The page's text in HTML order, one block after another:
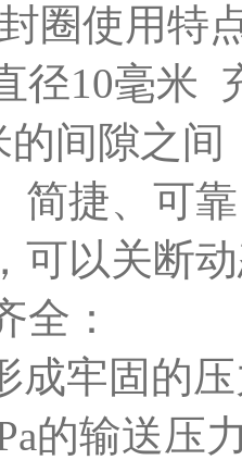
圈使用特
径10毫米
的间隙之间
简捷、可靠
可以关断
全：
成牢固的
的输送压